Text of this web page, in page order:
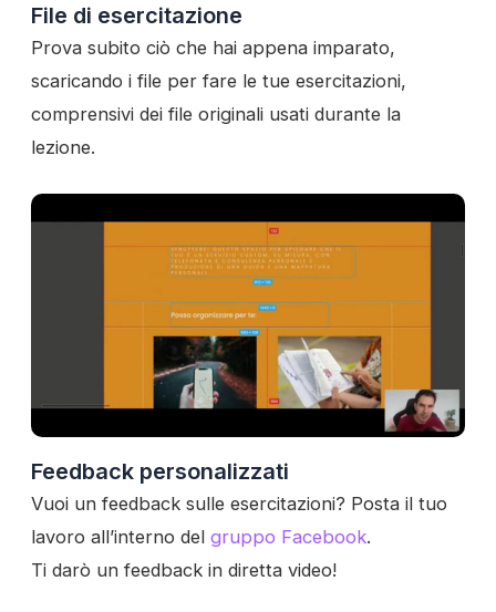
File di esercitazione
Prova subito ciò che hai appena imparato,
scaricando i file per fare le tue esercitazioni,
comprensivi dei file originali usati durante la
lezione.
Feedback personalizzati
Vuoi un feedback sulle esercitazioni? Posta il tuo
lavoro all’interno del gruppo Facebook.
Ti darò un feedback in diretta video!